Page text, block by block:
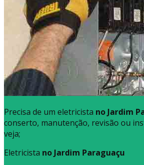
Precisa de um eletricista no Jardim
conserto, manutenção, revisão ou
veja;
Eletricista no Jardim Paraguaçu